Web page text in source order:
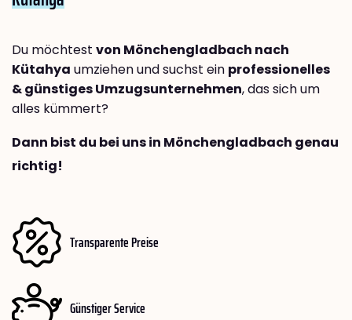
Du möchtest von Mönchengladbach nach
Kütahya umziehen und suchst ein professionelles
& günstiges Umzugsunternehmen, das sich um
alles kümmert?
Dann bist du bei uns in Mönchengladbach genau
richtig!
Transparente Preise
Günstiger Service